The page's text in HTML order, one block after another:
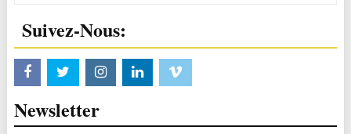
Suivez-Nous:
Newsletter